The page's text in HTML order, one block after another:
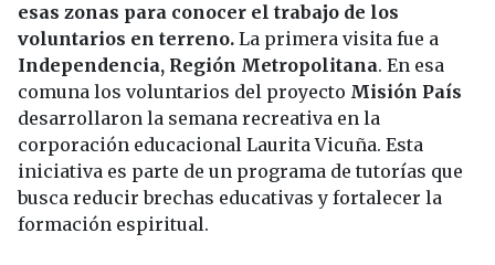
esas zonas para conocer el trabajo de los
voluntarios en terreno. La primera visita fue a
Independencia, Región Metropolitana. En esa
comuna los voluntarios del proyecto Misión País
desarrollaron la semana recreativa en la
corporación educacional Laurita Vicuña. Esta
iniciativa es parte de un programa de tutorías que
busca reducir brechas educativas y fortalecer la
formación espiritual.